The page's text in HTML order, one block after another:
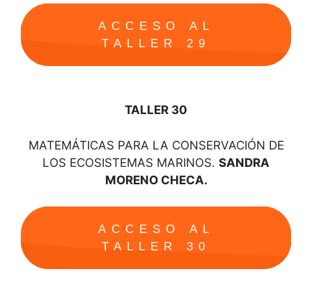
ACCESO AL
TALLER 29
TALLER 30
MATEMÁTICAS PARA LA CONSERVACIÓN DE
LOS ECOSISTEMAS MARINOS. SANDRA
MORENO CHECA.
ACCESO AL
TALLER 30